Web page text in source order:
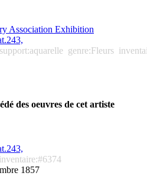
Association Exhibition
support:aquarelle genre:Fleurs
des oeuvres de cet artiste
inventaire:#6374
1857